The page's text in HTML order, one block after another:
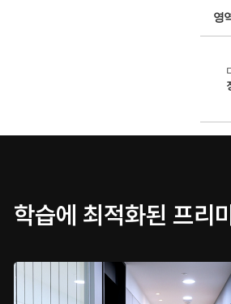
영
학습에 최적화된 프리